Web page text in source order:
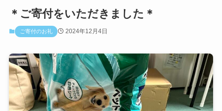
＊ご寄付をいただきました＊
ご寄付のお礼 2024年12月4日